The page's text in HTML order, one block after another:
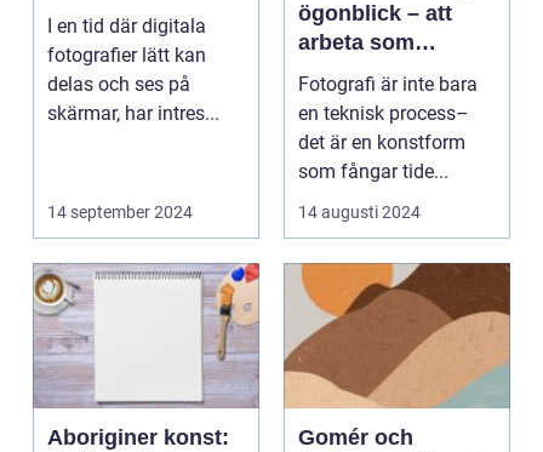
I en tid där digitala
fotografier lätt kan
delas och ses på
skärmar, har intres...
14 september 2024
ögonblick – att
arbeta som
fotograf i
Norrköping
Fotografi är inte bara
en teknisk process–
det är en konstform
som fångar tide...
14 augusti 2024
Aboriginer konst:
Gomér och